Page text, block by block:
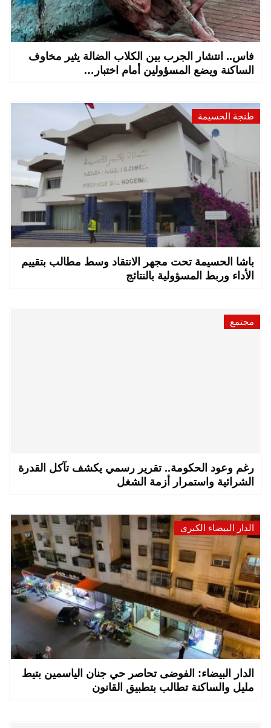
فاس.. انتشار الجرب بين الكلاب الضالة يثير مخاوف
الساكنة ويضع المسؤولين أمام اختبار…
طنجة الحسيمة
باشا الحسيمة تحت مجهر الانتقاد وسط مطالب بتقييم
الأداء وربط المسؤولية بالنتائج
مجتمع
رغم وعود الحكومة.. تقرير رسمي يكشف تآكل القدرة
الشرائية واستمرار أزمة الشغل
الدار البيضاء الكبرى
الدار البيضاء: الفوضى تحاصر حي جنان الياسمين بتيط
مليل والساكنة تطالب بتطبيق القانون